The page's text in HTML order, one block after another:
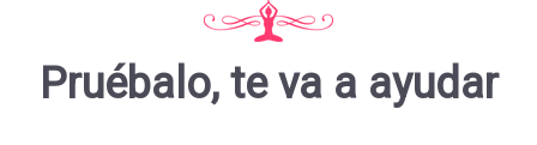
Pruébalo, te va a ayudar